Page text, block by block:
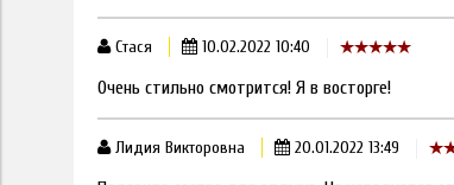
Стася 10.02.2022 10:40
Очень стильно смотрится! Я в восторге!
Лидия Викторовна 20.01.2022 13:49